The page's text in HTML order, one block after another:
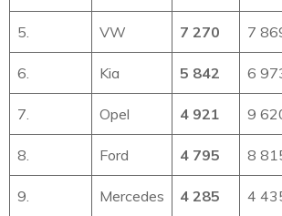
5. VW 7 270 7
6. Kia 5 842 6
7. Opel 4 921 9
8. Ford 4 795 8
9. Mercedes 4 285 4